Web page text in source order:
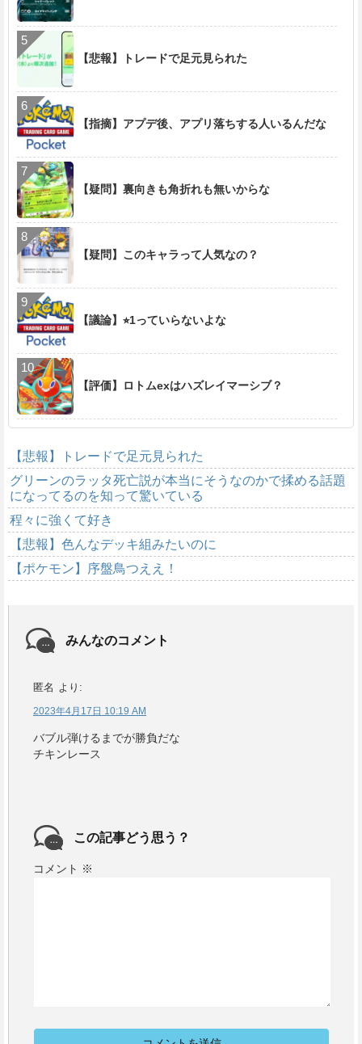
【悲報】トレードで足元見られた
【指摘】アプデ後、アプリ落ちする人いるんだな
【疑問】裏向きも角折れも無いからな
【疑問】このキャラって人気なの？
【議論】⭐︎1っていらないよな
【評価】ロトムexはハズレイマーシブ？
【悲報】トレードで足元見られた
グリーンのラッタ死亡説が本当にそうなのかで揉める話題
になってるのを知って驚いている
程々に強くて好き
【悲報】色んなデッキ組みたいのに
【ポケモン】序盤鳥つええ！
みんなのコメント
匿名 より:
2023年4月17日 10:19 AM
バブル弾けるまでが勝負だな
チキンレース
この記事どう思う？
コメント ※